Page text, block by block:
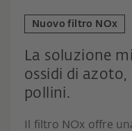
Nuovo filtro NOx
La soluzione
ossidi di
pollini.
Il filtro NOx offre